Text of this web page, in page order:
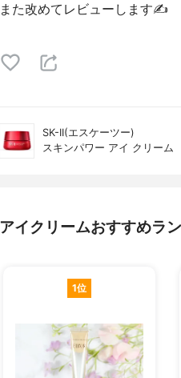
また改めてレビューします✍️
SK-II(エスケーツー)
スキンパワー アイ クリーム
アイクリームおすすめラ
1位